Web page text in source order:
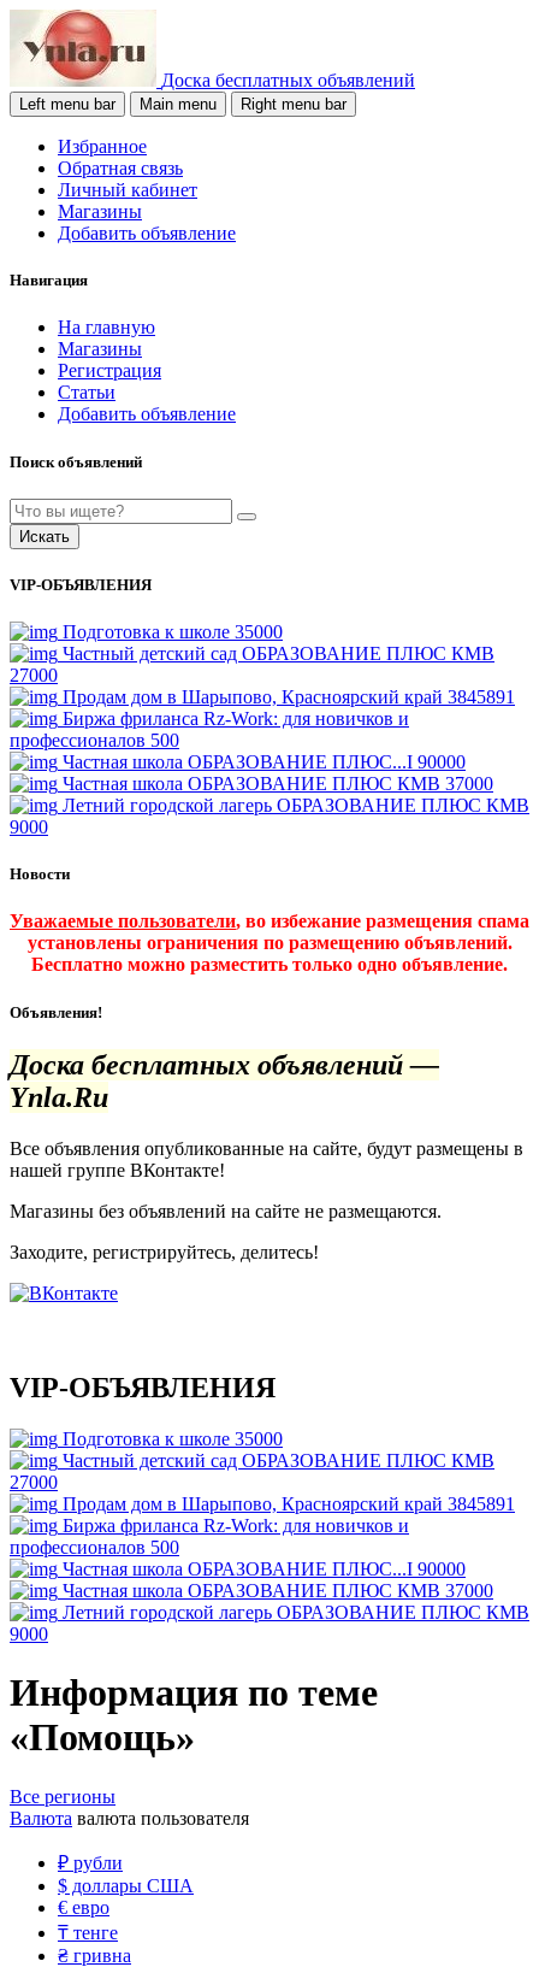
Доска бесплатных объявлений
Left menu bar Main menu Right menu bar
Избранное
Обратная связь
Личный кабинет
Магазины
Добавить объявление
Навигация
На главную
Магазины
Регистрация
Статьи
Добавить объявление
Поиск объявлений
Искать
VIP-ОБЪЯВЛЕНИЯ
Подготовка к школе 35000
Частный детский сад ОБРАЗОВАНИЕ ПЛЮС КМВ
27000
Продам дом в Шарыпово, Красноярский край 3845891
Биржа фриланса Rz-Work: для новичков и
профессионалов 500
Частная школа ОБРАЗОВАНИЕ ПЛЮС...I 90000
Частная школа ОБРАЗОВАНИЕ ПЛЮС КМВ 37000
Летний городской лагерь ОБРАЗОВАНИЕ ПЛЮС КМВ
9000
Новости
Уважаемые пользователи, во избежание размещения спама
установлены ограничения по размещению объявлений.
Бесплатно можно разместить только одно объявление.
Объявления!
Доска бесплатных объявлений —
Ynla.Ru
Все объявления опубликованные на сайте, будут размещены в
нашей группе ВКонтакте!
Магазины без объявлений на сайте не размещаются.
Заходите, регистрируйтесь, делитесь!
VIP-ОБЪЯВЛЕНИЯ
Подготовка к школе 35000
Частный детский сад ОБРАЗОВАНИЕ ПЛЮС КМВ
27000
Продам дом в Шарыпово, Красноярский край 3845891
Биржа фриланса Rz-Work: для новичков и
профессионалов 500
Частная школа ОБРАЗОВАНИЕ ПЛЮС...I 90000
Частная школа ОБРАЗОВАНИЕ ПЛЮС КМВ 37000
Летний городской лагерь ОБРАЗОВАНИЕ ПЛЮС КМВ
9000
Информация по теме
«Помощь»
Все регионы
Валюта валюта пользователя
₽ рубли
$ доллары США
€ евро
₸ тенге
₴ гривна